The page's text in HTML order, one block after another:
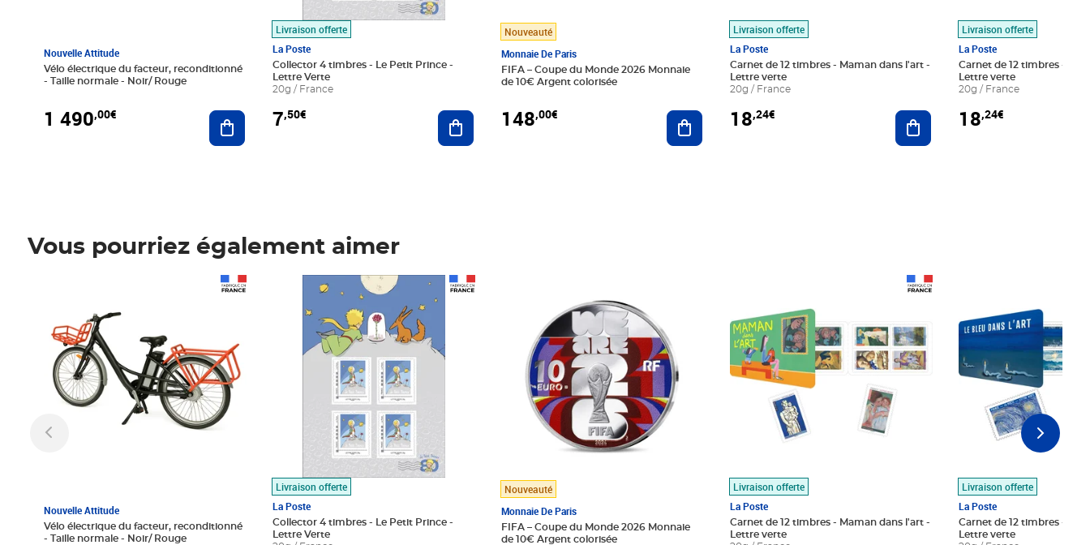
Nouvelle Attitude
Vélo électrique du facteur, reconditionné
- Taille normale - Noir/ Rouge
1 490,00€ Ajouter au panier
Livraison offerte
La Poste
Collector 4 timbres - Le Petit Prince -
Lettre Verte
20g / France
7,50€ Ajouter au panier
Nouveauté
Monnaie De Paris
FIFA – Coupe du Monde 2026 Monnaie
de 10€ Argent colorisée
148,00€ Ajouter au panier
Livraison offerte
La Poste
Carnet de 12 timbres - Maman dans l'art -
Lettre verte
20g / France
18,24€ Ajouter au panier
Livraison offerte
La Poste
Carnet de 12 timbres - Le
Lettre verte
20g / France
18,24€
Vous pourriez également aimer
Nouvelle Attitude
Vélo électrique du facteur, reconditionné
- Taille normale - Noir/ Rouge
Livraison offerte
La Poste
Collector 4 timbres - Le Petit Prince -
Lettre Verte
Prix 7,50€
Nouveauté
Monnaie De Paris
FIFA – Coupe du Monde 2026 Monnaie
de 10€ Argent colorisée
Livraison offerte
La Poste
Carnet de 12 timbres - Maman dans l'art -
Lettre verte
Livraison offerte
La Poste
Carnet de 12 timbres - Le
Lettre verte